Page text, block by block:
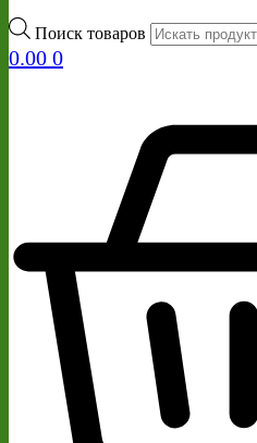
Поиск товаров
0.00 0